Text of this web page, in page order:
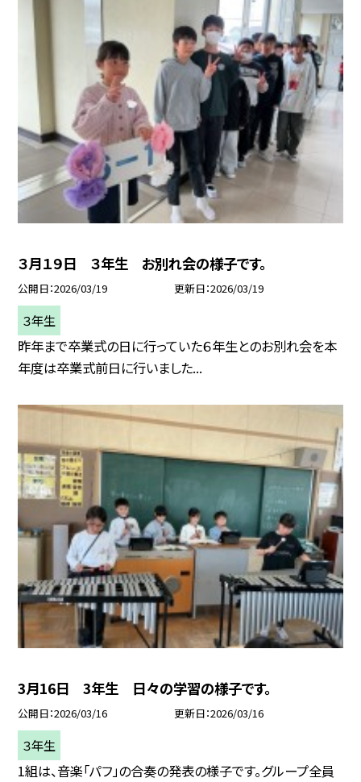
３月１９日 ３年生 お別れ会の様子です。
公開日 2026/03/19 更新日 2026/03/19
３年生
昨年まで卒業式の日に行っていた６年生とのお別れ会を本
年度は卒業式前日に行いました...
3月16日 3年生 日々の学習の様子です。
公開日 2026/03/16 更新日 2026/03/16
３年生
1組は、音楽「パフ」の合奏の発表の様子です。グループ全員